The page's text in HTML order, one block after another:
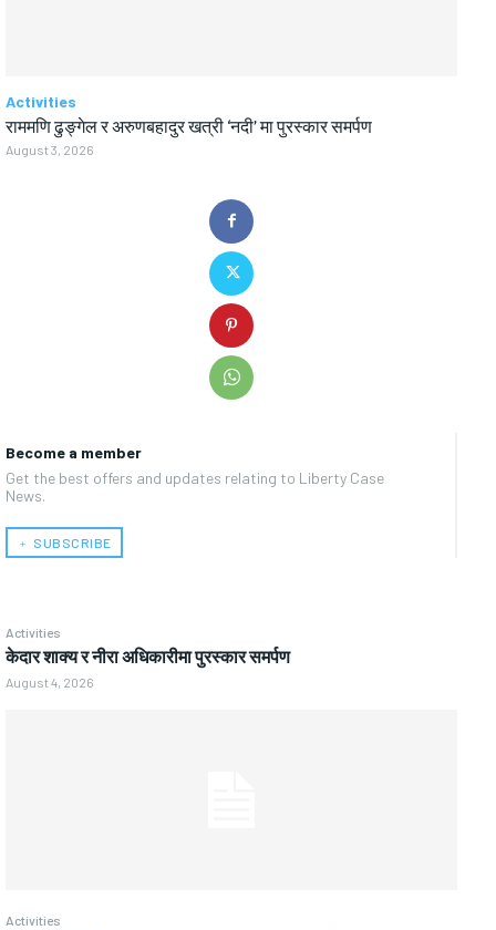
Become a member
Get the best offers and updates relating to Liberty Case
News.
﹢ SUBSCRIBE
Activities
केदार शाक्य र नीरा अधिकारीमा पुरस्कार समर्पण
August 4, 2026
Activities
Activities
राममणि ढुङ्गेल र अरुणबहादुर खत्री ‘नदी’ मा पुरस्कार समर्पण
August 3, 2026